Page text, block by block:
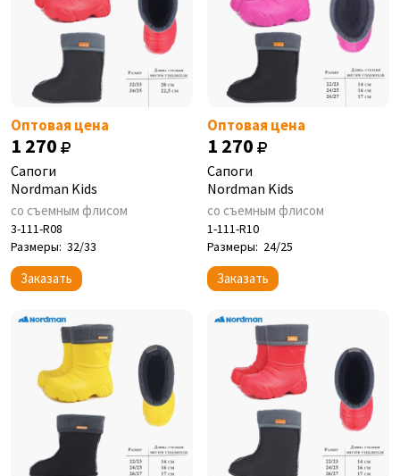
Оптовая цена
1 270
Сапоги
Nordman Kids
со съемным флисом
3-111-R08
Размеры: 32/33
Заказать
Оптовая цена
1 270
Сапоги
Nordman Kids
со съемным флисом
1-111-R10
Размеры: 24/25
Заказать